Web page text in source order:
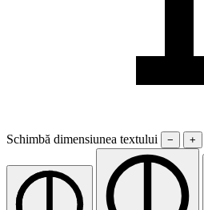
Schimbă dimensiunea textului − +